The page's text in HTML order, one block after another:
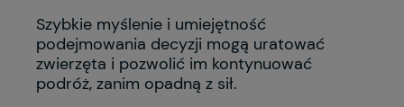
Szybkie myślenie i umiejętność
podejmowania decyzji mogą uratować
zwierzęta i pozwolić im kontynuować
podróż, zanim opadną z sił.